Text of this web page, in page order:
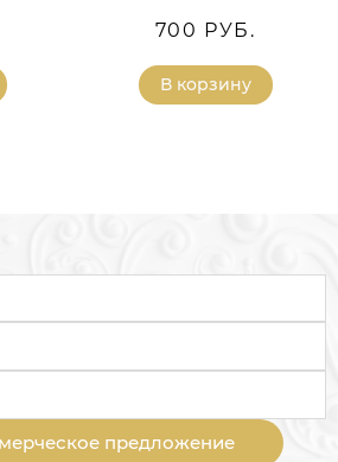
700 РУБ.
В корзину
предложение